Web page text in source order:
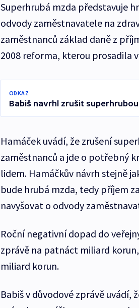
Superhrubá mzda představuje
odvody zaměstnavatele na
zaměstnanců základ daně z
2008 reforma, kterou prosadila
ODKAZ
Babiš navrhl zrušit
Hamáček uvádí, že zrušení
zaměstnanců a jde o potřebný
lidem. Hamáčkův návrh stejně
bude hrubá mzda, tedy příjem
navyšovat o odvody
Roční negativní dopad do
zprávě na patnáct miliard
miliard korun.
Babiš v důvodové zprávě uvádí,